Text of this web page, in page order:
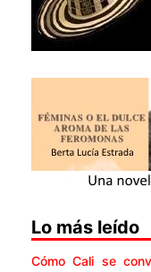
Lo más leído
Cómo Cali se